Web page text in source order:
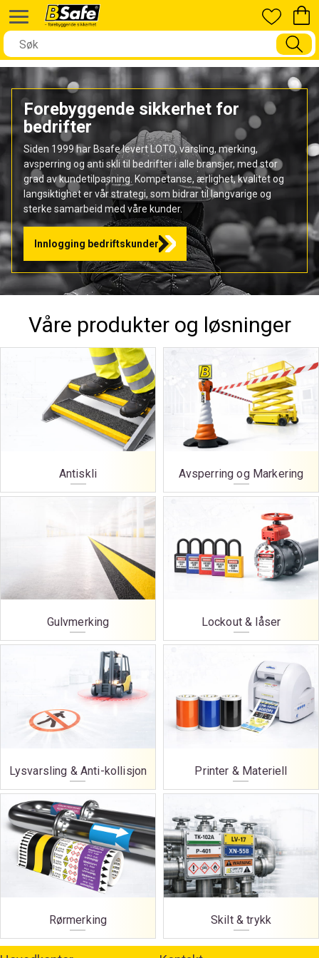
Forebyggende sikkerhet for
bedrifter
Siden 1999 har Bsafe levert LOTO, varsling, merking,
avsperring og anti skli til bedrifter i alle bransjer, med stor
grad av kundetilpasning. Kompetanse, ærlighet, kvalitet og
langsiktighet er vår strategi, som bidrar til langvarige og
sterke samarbeid med våre kunder.
Innlogging bedriftskunder
Våre produkter og løsninger
Antiskli Avsperring og Markering
Gulvmerking Lockout & låser
Lysvarsling & Anti-kollisjon Printer & Materiell
Rørmerking Skilt & trykk